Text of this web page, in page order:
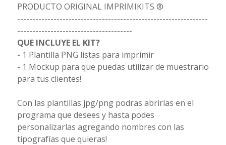
PRODUCTO ORIGINAL IMPRIMIKITS ®
---------------------------------------------------------------
--------------------------------------
QUE INCLUYE EL KIT?
- 1 Plantilla PNG listas para imprimir
- 1 Mockup para que puedas utilizar de muestrario
para tus clientes!
Con las plantillas jpg/png podras abrirlas en el
programa que desees y hasta podes
personalizarlas agregando nombres con las
tipografías que quieras!